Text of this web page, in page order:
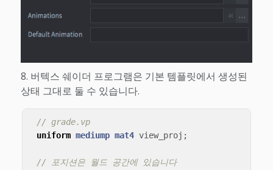
버텍스 쉐이더 프로그램은 기본 템플릿에서 생성된
상태 그대로 둘 수 있습니다.
// grade.vp
uniform mediump mat4 view_proj ;
// 포지션은 월드 공간에 있습니다